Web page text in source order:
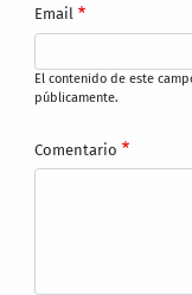
Email
El contenido de este
públicamente.
Comentario